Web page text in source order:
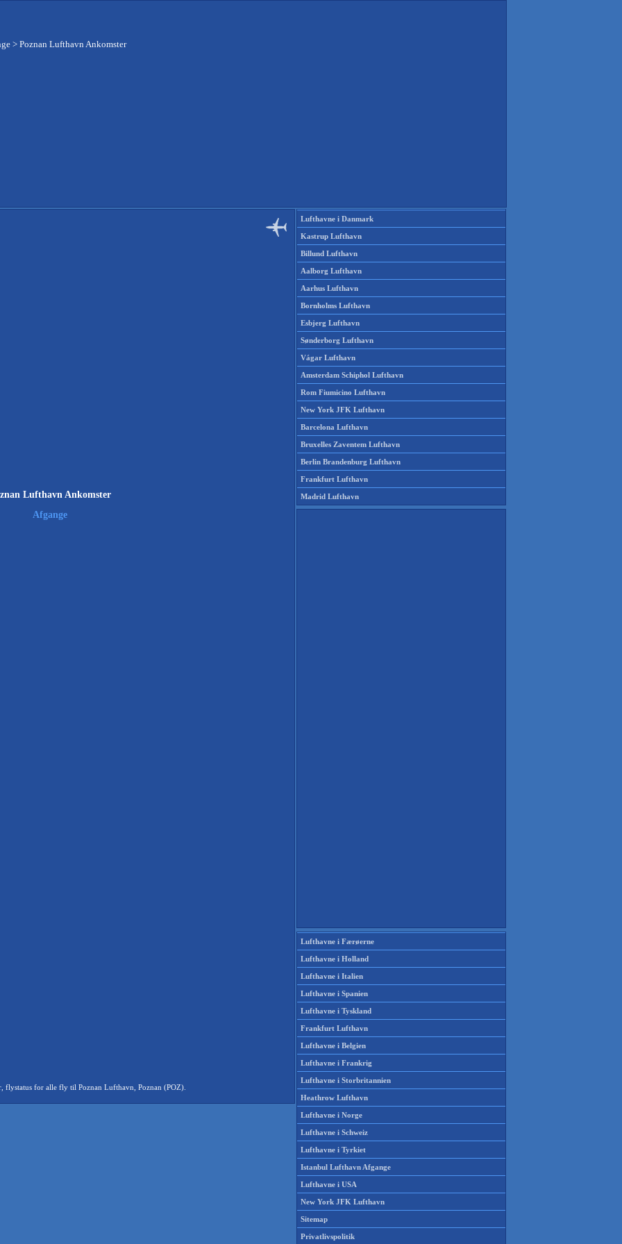
> Poznan Lufthavn Ankomster
Lufthavn Ankomster
Afgange
for alle fly til Poznan Lufthavn, Poznan (POZ).
Lufthavne i Danmark
Kastrup Lufthavn
Billund Lufthavn
Aalborg Lufthavn
Aarhus Lufthavn
Bornholms Lufthavn
Esbjerg Lufthavn
Sønderborg Lufthavn
Vágar Lufthavn
Amsterdam Schiphol Lufthavn
Rom Fiumicino Lufthavn
New York JFK Lufthavn
Barcelona Lufthavn
Bruxelles Zaventem Lufthavn
Berlin Brandenburg Lufthavn
Frankfurt Lufthavn
Madrid Lufthavn
Lufthavne i Færøerne
Lufthavne i Holland
Lufthavne i Italien
Lufthavne i Spanien
Lufthavne i Tyskland
Frankfurt Lufthavn
Lufthavne i Belgien
Lufthavne i Frankrig
Lufthavne i Storbritannien
Heathrow Lufthavn
Lufthavne i Norge
Lufthavne i Schweiz
Lufthavne i Tyrkiet
Istanbul Lufthavn Afgange
Lufthavne i USA
New York JFK Lufthavn
Sitemap
Privatlivspolitik